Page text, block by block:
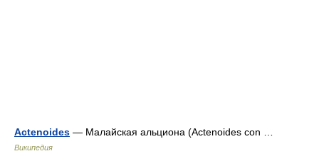
Actenoides — Малайская альциона (Actenoides con …
Википедия